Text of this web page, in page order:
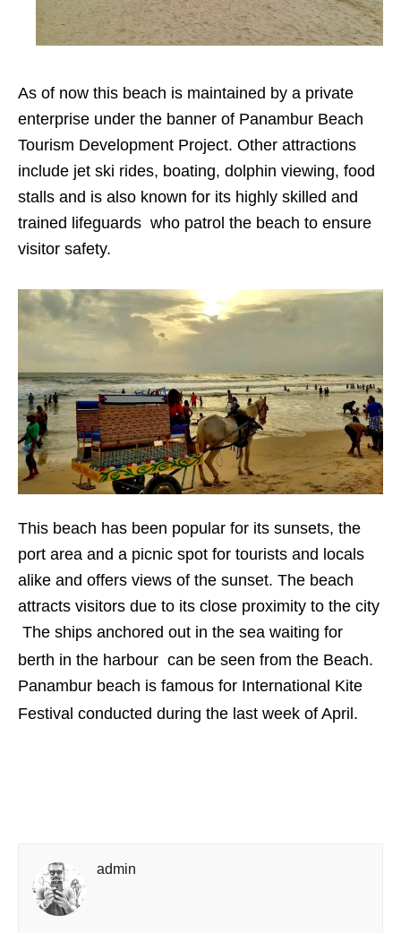
As of now this beach is maintained by a private
enterprise under the banner of Panambur Beach
Tourism Development Project. Other attractions
include jet ski rides, boating, dolphin viewing, food
stalls and is also known for its highly skilled and
trained lifeguards who patrol the beach to ensure
visitor safety.
This beach has been popular for its sunsets, the
port area and a picnic spot for tourists and locals
alike and offers views of the sunset. The beach
attracts visitors due to its close proximity to the city
The ships anchored out in the sea waiting for
berth in the harbour can be seen from the Beach.
Panambur beach is famous for International Kite
Festival conducted during the last week of April.
admin